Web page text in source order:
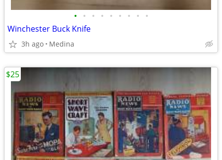
• • • • • • • • •
Winchester Buck Knife
3h ago Medina
$25